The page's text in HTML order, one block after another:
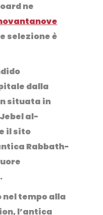
ne
selezione è
dalla
situata in
Jebel al-
il sito
Rabbath-
tempo alla
, l’antica